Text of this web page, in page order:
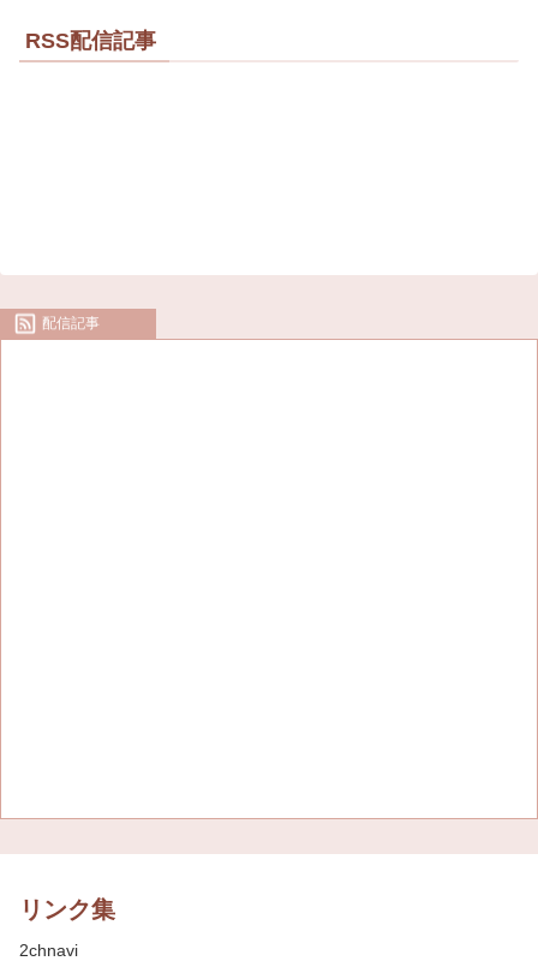
RSS配信記事
配信記事
リンク集
2chnavi